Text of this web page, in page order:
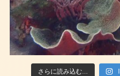
さらに読み込む...